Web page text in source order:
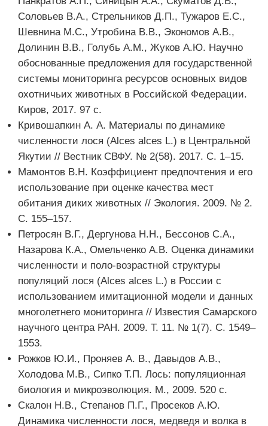
Соловьев В.А., Стрельников Д.П., Тужаров Е.С.,
Шевнина М.С., Утробина В.В., Экономов А.В.,
Долинин В.В., Голубь А.М., Жуков А.Ю. Научно
обоснованные предложения для государственной
системы мониторинга ресурсов основных видов
охотничьих животных в Российской Федерации.
Киров, 2017. 97 с.
Кривошапкин А. А. Материалы по динамике
численности лося (Alces alces L.) в Центральной
Якутии // Вестник СВФУ. № 2(58). 2017. С. 1–15.
Мамонтов В.Н. Коэффициент предпочтения и его
использование при оценке качества мест
обитания диких животных // Экология. 2009. № 2.
С. 155–157.
Петросян В.Г., Дергунова Н.Н., Бессонов С.А.,
Назарова К.А., Омельченко А.В. Оценка динамики
численности и поло-возрастной структуры
популяций лося (Alces alces L.) в России с
использованием имитационной модели и данных
многолетнего мониторинга // Известия Самарского
научного центра РАН. 2009. Т. 11. № 1(7). С. 1549–
1553.
Рожков Ю.И., Проняев А. В., Давыдов А.В.,
Холодова М.В., Сипко Т.П. Лось: популяционная
биология и микроэволюция. М., 2009. 520 с.
Скалон Н.В., Степанов П.Г., Просеков А.Ю.
Динамика численности лося, медведя и волка в